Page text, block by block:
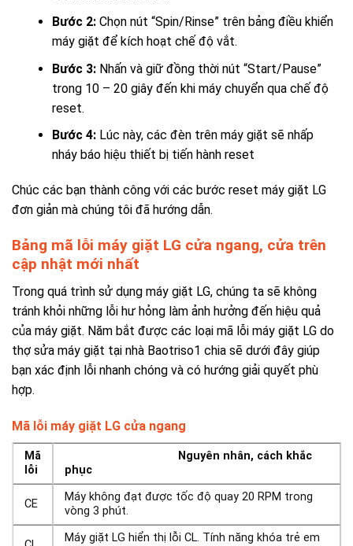
Bước 2:Chọn nút “Spin/Rinse” trên bảng điều khiển
máy giặt để kích hoạt chế độ vắt.
Bước 3:Nhấn và giữ đồng thời nút “Start/Pause”
trong 10 – 20 giây đến khi máy chuyển qua chế độ
reset.
Bước 4:Lúc này, các đèn trên máy giặt sẽ nhấp
nháy báo hiệu thiết bị tiến hành reset
Chúc các bạn thành công với các bước reset máy giặt LG
đơn giản mà chúng tôi đã hướng dẫn.
Bảng mã lỗi máy giặt LG cửa ngang, cửa trên
cập nhật mới nhất
Trong quá trình sử dụng máy giặt LG, chúng ta sẽ không
tránh khỏi những lỗi hư hỏng làm ảnh hưởng đến hiệu quả
của máy giặt. Năm bắt được các loại mã lỗi máy giặt LG do
thợ sửa máy giặt tại nhà Baotriso1 chia sẽ dưới đây giúp
bạn xác định lỗi nhanh chóng và có hướng giải quyết phù
hợp.
Mã lỗi máy giặt LG cửa ngang
Mã
lỗi
Nguyên nhân, cách khắc
phục
CE
Máy không đạt được tốc độ quay 20 RPM trong
vòng 3 phút.
Máy giặt LG hiển thị lỗi CL. Tính năng khóa trẻ em